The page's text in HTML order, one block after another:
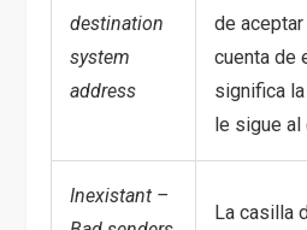
destination
system
address
de
cuenta de
significa
le sigue al
Inexistant –
La casilla